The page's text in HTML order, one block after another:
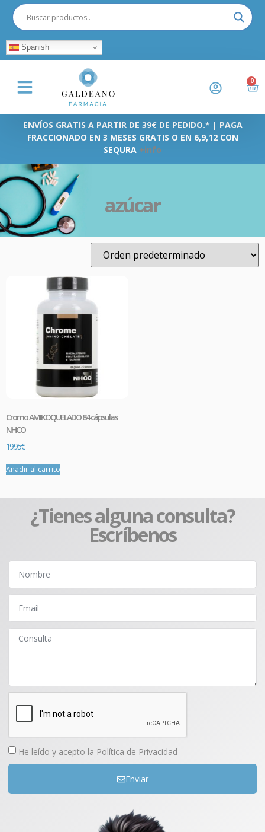
Spanish
0
ENVÍOS GRATIS A PARTIR DE 39€ DE PEDIDO.* | PAGA
FRACCIONADO EN 3 MESES GRATIS O EN 6,9,12 CON
SEQURA +info
azúcar
Cromo AMIKOQUELADO 84 cápsulas
NHCO
19.95€
Añadir al carrito
¿Tienes alguna consulta?
Escríbenos
He leído y acepto la Política de Privacidad
Enviar